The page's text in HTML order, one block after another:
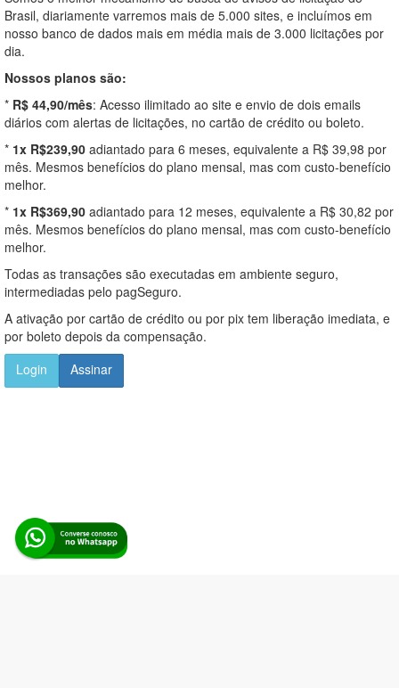
Brasil, diariamente varremos mais de 5.000 sites, e incluímos em
nosso banco de dados mais em média mais de 3.000 licitações por
dia.
Nossos planos são:
* R$ 44,90/mês: Acesso ilimitado ao site e envio de dois emails
diários com alertas de licitações, no cartão de crédito ou boleto.
* 1x R$239,90 adiantado para 6 meses, equivalente a R$ 39,98 por
mês. Mesmos benefícios do plano mensal, mas com custo-benefício
melhor.
* 1x R$369,90 adiantado para 12 meses, equivalente a R$ 30,82 por
mês. Mesmos benefícios do plano mensal, mas com custo-benefício
melhor.
Todas as transações são executadas em ambiente seguro,
intermediadas pelo pagSeguro.
A ativação por cartão de crédito ou por pix tem liberação imediata, e
por boleto depois da compensação.
Login
Assinar